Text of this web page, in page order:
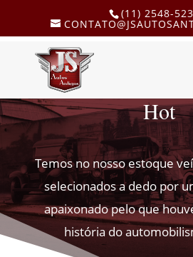
(11) 2548-
Hot
Temos no nosso estoque
selecionados a dedo por
apaixonado pelo que
história do